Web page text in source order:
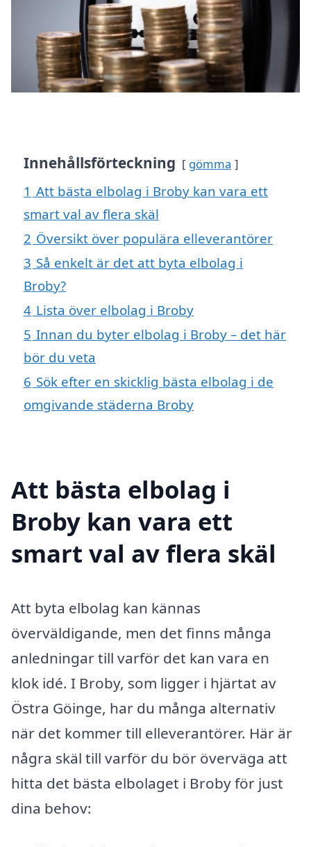
Innehållsförteckning gömma
1 Att bästa elbolag i Broby kan vara ett
smart val av flera skäl
2 Översikt över populära elleverantörer
3 Så enkelt är det att byta elbolag i
Broby?
4 Lista över elbolag i Broby
5 Innan du byter elbolag i Broby – det här
bör du veta
6 Sök efter en skicklig bästa elbolag i de
omgivande städerna Broby
Att bästa elbolag i
Broby kan vara ett
smart val av flera skäl
Att byta elbolag kan kännas
överväldigande, men det finns många
anledningar till varför det kan vara en
klok idé. I Broby, som ligger i hjärtat av
Östra Göinge, har du många alternativ
när det kommer till elleverantörer. Här är
några skäl till varför du bör överväga att
hitta det bästa elbolaget i Broby för just
dina behov: